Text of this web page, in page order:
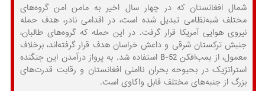
شمال افغانستان که در چهار سال اخیر به مامن امن گروه‌های
مختلف شبه‌نظامی تبدیل شده است، در اقدامی نادر، هدف حمله
نیروی هوایی آمریکا قرار گرفت. در این حمله که گروه‌های طالبان،
جنبش ترکستان شرقی و داعش خراسان هدف قرار گرفته‌اند، برخلاف
معمول، از بمب‌افکن B-52 استفاده شد. به پرواز درآمدن این جنگنده
استراتژیک در بحبوحه بحران‌ ناامنی افغانستان و رقابت قدرت‌های
بزرگ از جنبه‌های مختلف قابل واکاوی است.